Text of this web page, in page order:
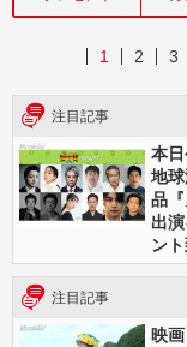
1 2 3
注目記事
本
地
品
出
ン
注目記事
映